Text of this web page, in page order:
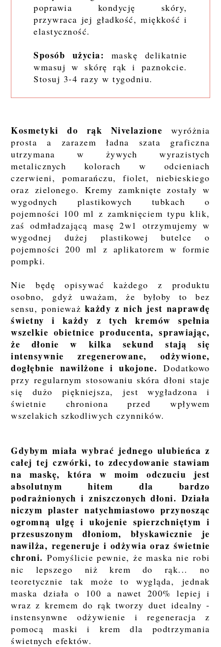
poprawia kondycję skóry,
przywraca jej gładkość, miękkość i
elastyczność.
Sposób użycia: maskę delikatnie
wmasuj w skórę rąk i paznokcie.
Stosuj 3-4 razy w tygodniu.
Kosmetyki do rąk Nivelazione wyróżnia
prosta a zarazem ładna szata graficzna
utrzymana w żywych wyrazistych
metalicznych kolorach w odcieniach
czerwieni, pomarańczu, fiolet, niebieskiego
oraz zielonego. Kremy zamknięte zostały w
wygodnych plastikowych tubkach o
pojemności 100 ml z zamknięciem typu klik,
zaś odmładzającą masę 2w1 otrzymujemy w
wygodnej dużej plastikowej butelce o
pojemności 200 ml z aplikatorem w formie
pompki.
Nie będę opisywać każdego z produktu
osobno, gdyż uważam, że byłoby to bez
sensu, ponieważ każdy z nich jest naprawdę
świetny i każdy z tych kremów spełnia
wszelkie obietnice producenta, sprawiając,
że dłonie w kilka sekund stają się
intensywnie zregenerowane, odżywione,
dogłębnie nawilżone i ukojone. Dodatkowo
przy regularnym stosowaniu skóra dłoni staje
się dużo piękniejsza, jest wygładzona i
świetnie chroniona przed wpływem
wszelakich szkodliwych czynników.
Gdybym miała wybrać jednego ulubieńca z
całej tej czwórki, to zdecydowanie stawiam
na maskę, która w moim odczuciu jest
absolutnym hitem dla bardzo
podrażnionych i zniszczonych dłoni. Działa
niczym plaster natychmiastowo przynosząc
ogromną ulgę i ukojenie spierzchniętym i
przesuszonym dłoniom, błyskawicznie je
nawilża, regeneruje i odżywia oraz świetnie
chroni. Pomyślicie pewnie, że maska nie robi
nic lepszego niż krem do rąk... no
teoretycznie tak może to wygląda, jednak
maska działa o 100 a nawet 200% lepiej i
wraz z kremem do rąk tworzy duet idealny -
instensynwne odżywienie i regeneracja z
pomocą maski i krem dla podtrzymania
świetnych efektów.